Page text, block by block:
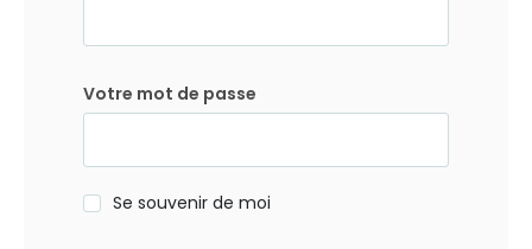
Votre mot de passe
Se souvenir de moi